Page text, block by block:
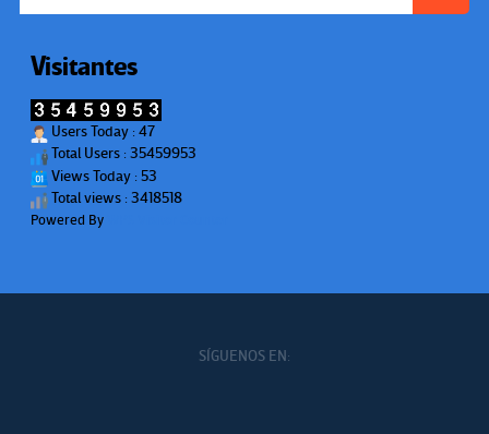
Visitantes
Users Today : 47
Total Users : 35459953
Views Today : 53
Total views : 3418518
Powered By
SÍGUENOS EN: